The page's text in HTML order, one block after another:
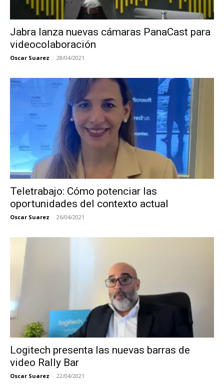
Jabra lanza nuevas cámaras PanaCast para
videocolaboración
Oscar Suarez - 28/04/2021
Teletrabajo: Cómo potenciar las
oportunidades del contexto actual
Oscar Suarez - 26/04/2021
Logitech presenta las nuevas barras de
video Rally Bar
Oscar Suarez - 22/04/2021